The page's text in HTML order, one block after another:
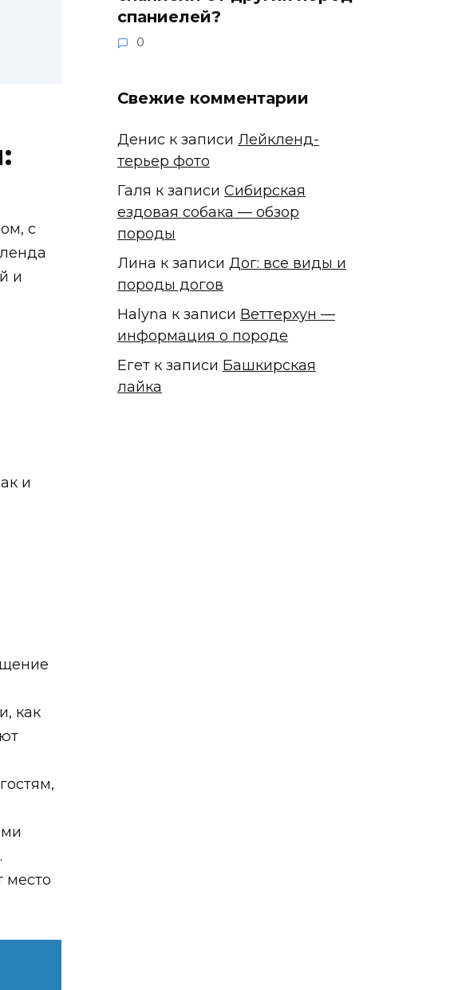
с
и
и
как
место
спаниелей?
0
Свежие комментарии
Денис к записи Лейкленд-
терьер фото
Галя к записи Сибирская
ездовая собака — обзор
породы
Лина к записи Дог: все виды и
породы догов
Halyna к записи Веттерхун —
информация о породе
Егет к записи Башкирская
лайка